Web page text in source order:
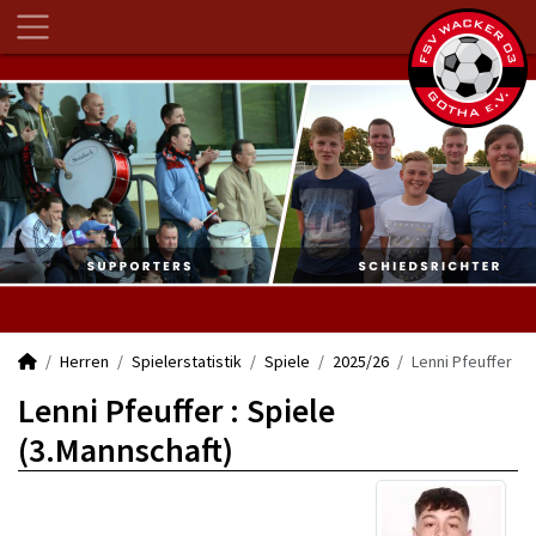
Herren Spielerstatistik Spiele 2025/26 Lenni Pfeuffer
Lenni Pfeuffer : Spiele
(3.Mannschaft)